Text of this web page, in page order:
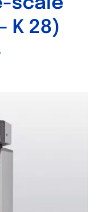
K 28)